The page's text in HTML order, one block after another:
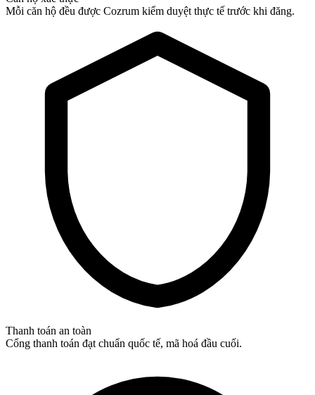
Mỗi căn hộ đều được Cozrum kiểm duyệt thực tế trước khi đăng.
Thanh toán an toàn
Cổng thanh toán đạt chuẩn quốc tế, mã hoá đầu cuối.